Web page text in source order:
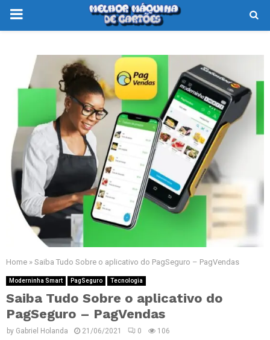
PRIMARY
Home » Saiba Tudo Sobre o aplicativo do PagSeguro – PagVendas
Moderninha Smart PagSeguro Tecnologia
Saiba Tudo Sobre o aplicativo do
PagSeguro – PagVendas
by Gabriel Holanda 21/06/2021 0 106